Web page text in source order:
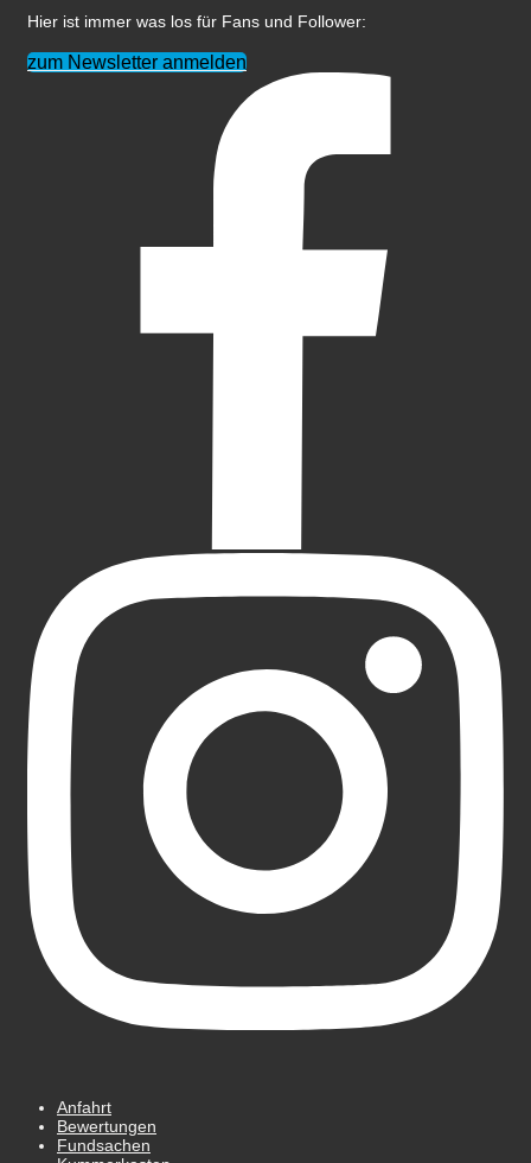
Hier ist immer was los für Fans und Follower:
zum Newsletter anmelden
Anfahrt
Bewertungen
Fundsachen